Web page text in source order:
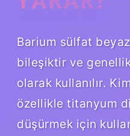
Barium sülfat
bileşiktir ve
olarak kullanılır.
özellikle titanyum
düşürmek için